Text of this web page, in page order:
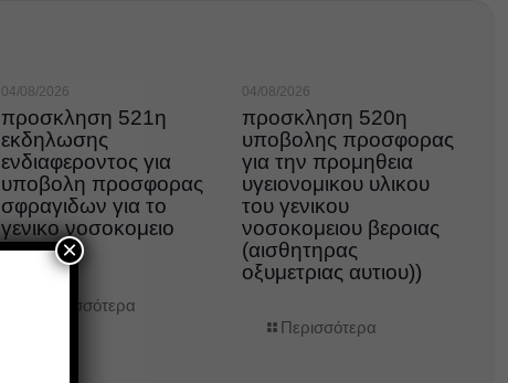
04/08/2026
προσκληση 521η
εκδηλωσης
ενδιαφεροντος για
υποβολη προσφορας
σφραγιδων για το
γενικο νοσοκομειο
βεροιας
Περισσότερα
04/08/2026
προσκληση 520η
υποβολης προσφορας
για την προμηθεια
υγειονομικου υλικου
του γενικου
νοσοκομειου βεροιας
(αισθητηρας
οξυμετριας αυτιου))
Περισσότερα
×